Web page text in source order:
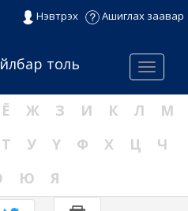
Нэвтрэх Ашиглах заавар
Menu
толь
Ё Ж З И К Л
М
Т У Ү Ф Х Ц
Ч
Ю Я